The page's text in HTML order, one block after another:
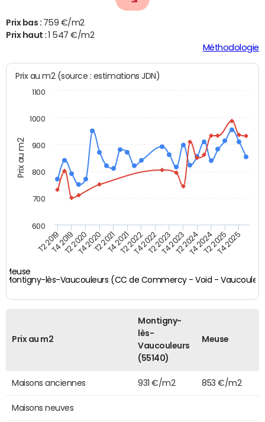
Prix bas : 759 €/m2
Prix haut :
1 547 €/m2
Méthodologie
Prix au m2
Prix au m2 (source : estimations JDN)
Meuse
Montigny-lès-Vaucouleurs (CC de Commercy - Void -
T2 2019T4 2019T2 2020T4 2020T2 2021T4 2021T2 2022T4 2022T2 2023T4 2023T2 2024T4 2024T2 2025T4 2025
600
700
800
900
1000
1100
Prix au m2
Montigny-
lès-
Vaucouleurs
(55140)
Meuse
Maisons anciennes 931 €/m2 853 €/m2
Maisons neuves